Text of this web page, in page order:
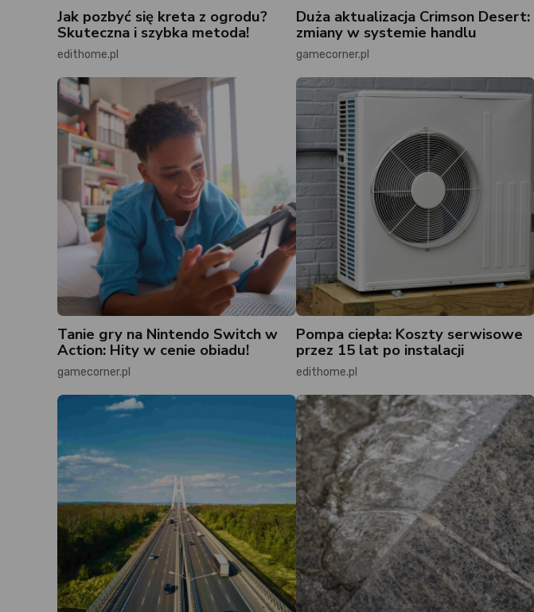
Jak pozbyć się kreta z ogrodu?
Skuteczna i szybka metoda!
edithome.pl
Duża aktualizacja Crimson Desert:
zmiany w systemie handlu
gamecorner.pl
Tanie gry na Nintendo Switch w
Action: Hity w cenie obiadu!
gamecorner.pl
Pompa ciepła: Koszty serwisowe
przez 15 lat po instalacji
edithome.pl